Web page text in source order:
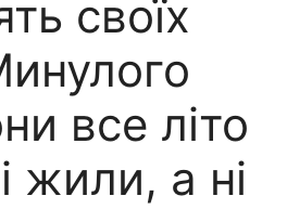
своїх
все літо
жили, а ні